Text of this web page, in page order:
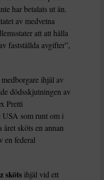
har betalats ut än.
av medvetna
att att hålla
fastställda avgifter”,
ihjäl av
dödsskjutningen av
Pretti
USA som runt om i
sköts en annan
en federal
sköts ihjäl vid ett